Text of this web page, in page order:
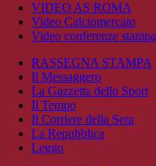
VIDEO AS ROMA
Video Calciomercato
Video conferenze stampa
RASSEGNA STAMPA
Il Messaggero
La Gazzetta dello Sport
Il Tempo
Il Corriere della Sera
La Repubblica
Leggo